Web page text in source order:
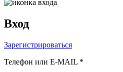
Вход
Зарегистрироваться
Телефон или E-MAIL *